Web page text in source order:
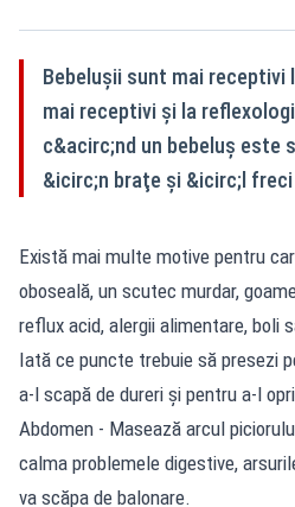
Bebeluşii sunt mai receptivi
mai receptivi şi la
c&acirc;nd un bebeluş este
&icirc;n braţe şi &icirc;l
Există mai multe motive pentru
oboseală, un scutec murdar,
reflux acid, alergii alimentare, boli
Iată ce puncte trebuie să presezi
a-l scapă de dureri şi pentru a-l
Abdomen - Masează arcul
calma problemele digestive,
va scăpa de balonare.